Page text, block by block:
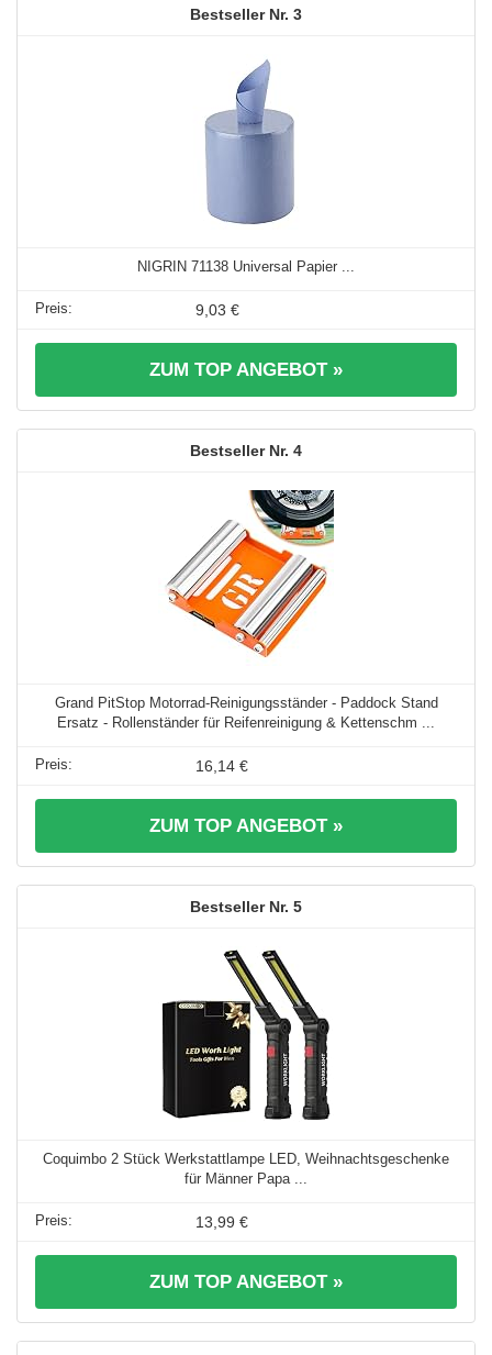
3
NIGRIN 71138 Universal Papier ...
9,03 €
ZUM TOP ANGEBOT »
4
Grand PitStop Motorrad-Reinigungsständer - Paddock Stand
Ersatz - Rollenständer für Reifenreinigung & Kettenschm ...
16,14 €
ZUM TOP ANGEBOT »
5
Coquimbo 2 Stück Werkstattlampe LED, Weihnachtsgeschenke
für Männer Papa ...
13,99 €
ZUM TOP ANGEBOT »